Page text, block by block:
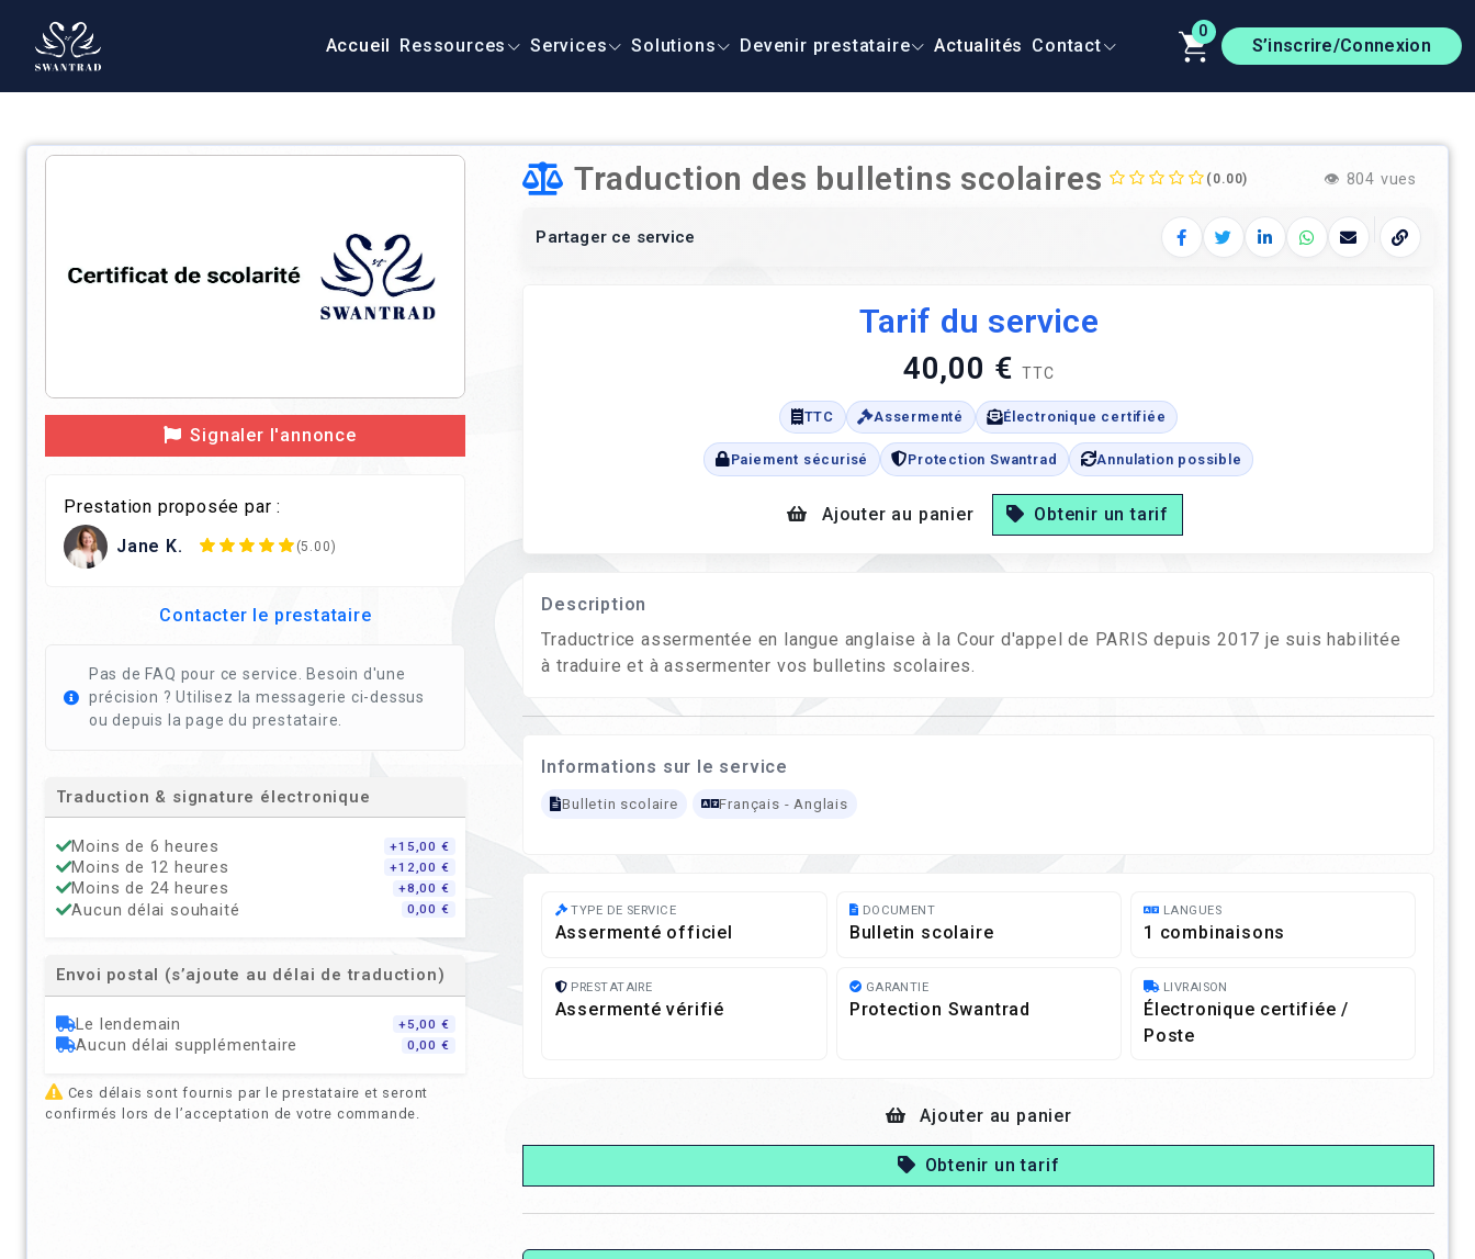
Accueil Ressources Services Solutions Devenir prestataire Actualités Contact
0
S’inscrire/Connexion
Signaler l'annonce
Prestation proposée par :
Jane K.
(5.00)
Contacter le prestataire
Pas de FAQ pour ce service. Besoin d'une
précision ? Utilisez la messagerie ci-dessus
ou depuis la page du prestataire.
Traduction & signature électronique
Moins de 6 heures +15,00 €
Moins de 12 heures +12,00 €
Moins de 24 heures +8,00 €
Aucun délai souhaité 0,00 €
Envoi postal (s’ajoute au délai de traduction)
Le lendemain +5,00 €
Aucun délai supplémentaire 0,00 €
Ces délais sont fournis par le prestataire et seront
confirmés lors de l’acceptation de votre commande.
Traduction des bulletins scolaires (0.00) 👁️ 804 vues
Partager ce service
Facebook
TwitterLinkedInWhatsApp
E‑mailCopier le
Tarif du service
40,00 € TTC
TTC Assermenté Électronique certifiée
Paiement sécurisé Protection Swantrad Annulation possible
Ajouter au panier Obtenir un tarif
Description
Traductrice assermentée en langue anglaise à la Cour d'appel de PARIS depuis 2017 je suis habilitée
à traduire et à assermenter vos bulletins scolaires.
Informations sur le service
Bulletin scolaire Français - Anglais
TYPE DE SERVICE
Assermenté officiel
DOCUMENT
Bulletin scolaire
LANGUES
1 combinaisons
PRESTATAIRE
Assermenté vérifié
GARANTIE
Protection Swantrad
LIVRAISON
Électronique certifiée /
Poste
Ajouter au panier
Obtenir un tarif